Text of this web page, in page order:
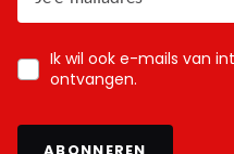
Ik wil ook e-mails van
ontvangen.